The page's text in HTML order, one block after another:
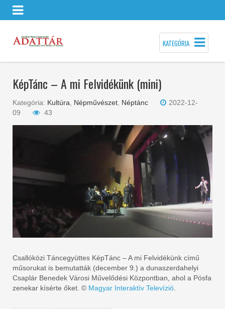
KATEGÓRIA
KépTánc – A mi Felvidékünk (mini)
Kategória: Kultúra Népművészet Néptánc
2022-12-
09
43
Csallóközi Táncegyüttes KépTánc – A mi Felvidékünk című
műsorukat is bemutatták (december 9.) a dunaszerdahelyi
Csaplár Benedek Városi Művelődési Központban, ahol a Pósfa
zenekar kísérte őket. © Magyar Interaktív Televízió